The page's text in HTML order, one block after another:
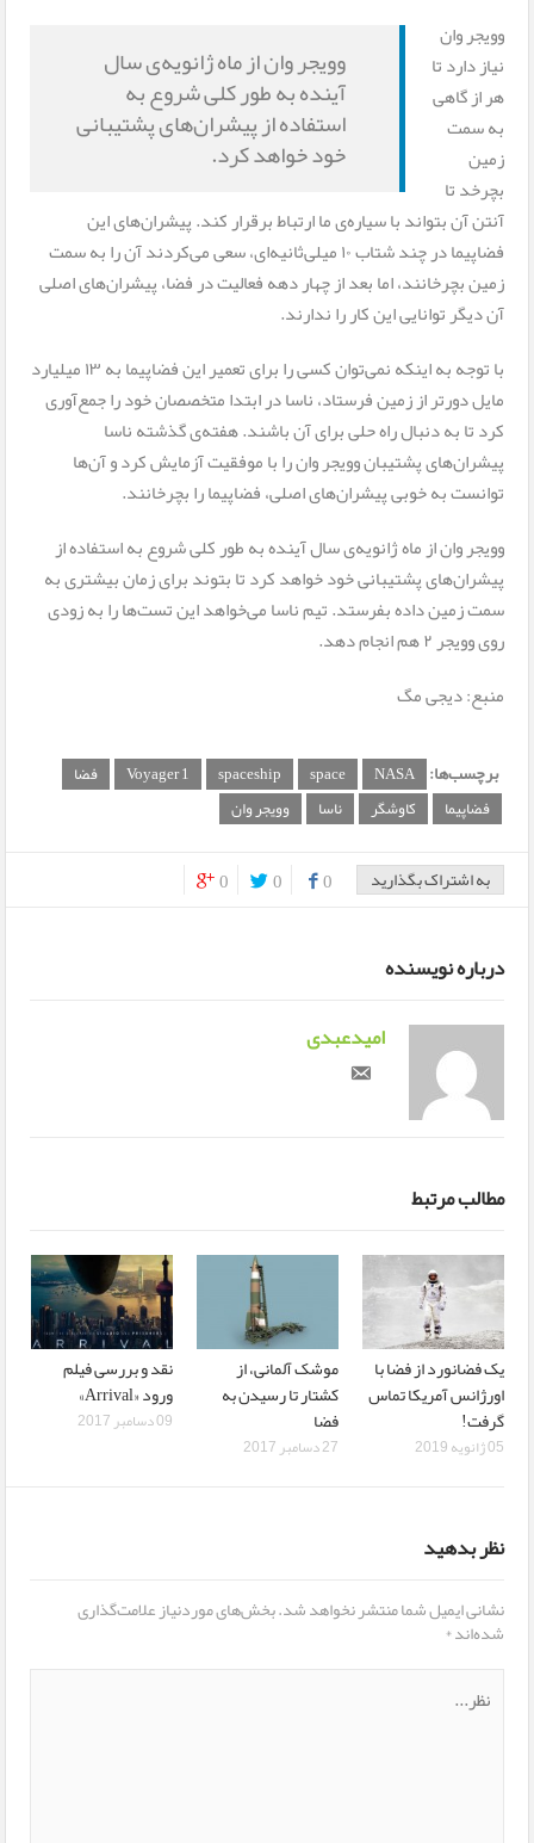
وویجر وان از ماه ژانویه‌ی سال
آینده به طور کلی شروع به
استفاده از پیشران‌های پشتیبانی
خود خواهد کرد.
وویجر وان
نیاز دارد تا
هر از گاهی
به سمت
زمین
بچرخد تا
آنتن آن بتواند با سیاره‌ی ما ارتباط برقرار کند. پیشران‌های این
فضاپیما در چند شتاب ۱۰ میلی‌ثانیه‌ای، سعی می‌کردند آن را به سمت
زمین بچرخانند، اما بعد از چهار دهه فعالیت در فضا، پیشران‌های اصلی
آن دیگر توانایی این کار را ندارند.
با توجه به اینکه نمی‌توان کسی را برای تعمیر این فضاپیما به ۱۳ میلیارد
مایل دورتر از زمین فرستاد، ناسا در ابتدا متخصصان خود را جمع‌آوری
کرد تا به دنبال راه حلی برای آن باشند. هفته‌ی گذشته ناسا
پیشران‌های پشتیبان وویجر وان را با موفقیت آزمایش کرد و آن‌ها
توانست به خوبی پیشران‌های اصلی، فضاپیما را بچرخانند.
وویجر وان از ماه ژانویه‌ی سال آینده به طور کلی شروع به استفاده از
پیشران‌های پشتیبانی خود خواهد کرد تا بتوند برای زمان بیشتری به
سمت زمین داده بفرستد. تیم ناسا می‌خواهد این تست‌ها را به زودی
روی وویجر ۲ هم انجام دهد.
منبع: دیجی مگ
برچسب‌ها: NASA
space
spaceship
Voyager 1
فضا
فضاپیما
کاوشگر ناسا وویجر وان
به اشتراک بگذارید 0
0
0
درباره نویسنده
امیدعبدی
مطالب مرتبط
یک فضانورد از فضا با
اورژانس آمریکا تماس
گرفت!
05 ژانویه 2019
موشک آلمانی، از
کشتار تا رسیدن به
فضا
27 دسامبر 2017
نقد و بررسی فیلم
ورود «Arrival»
09 دسامبر 2017
نظر بدهید
نشانی ایمیل شما منتشر نخواهد شد.بخش‌های موردنیاز علامت‌گذاری
شده‌اند*